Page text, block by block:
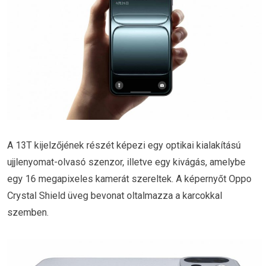
A 13T kijelzőjének részét képezi egy optikai kialakítású
ujjlenyomat-olvasó szenzor, illetve egy kivágás, amelybe
egy 16 megapixeles kamerát szereltek. A képernyőt Oppo
Crystal Shield üveg bevonat oltalmazza a karcokkal
szemben.